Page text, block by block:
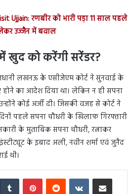
Ujjain: रणबीर को भारी पड़ा 11 साल पहले
उज्जैन में बवाल
में खुद को करेंगी सरेंडर?
लखनऊ के एसीजेएम कोर्ट ने सुनवाई के
होने का आदेश दिया था। लेकिन न ही सपना
कोई अर्जी दी। जिसकी वजह से कोर्ट ने
पहले सपना चौधरी के खिलाफ गिरफ्तारी
के मुताबिक सपना चौधरी, रत्नाकर
के इबाद अली, नवीन शर्मा एवं जुनैद
थी।
Tumblr PinterestReddit VKontakteShare via Email